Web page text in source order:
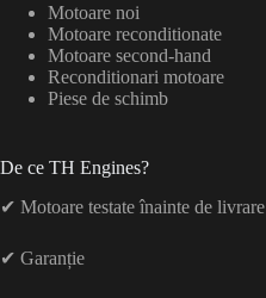
Motoare noi
Motoare reconditionate
Motoare second-hand
Reconditionari motoare
Piese de schimb
De ce TH Engines?
✔ Motoare testate înainte de livrare
✔ Garanție